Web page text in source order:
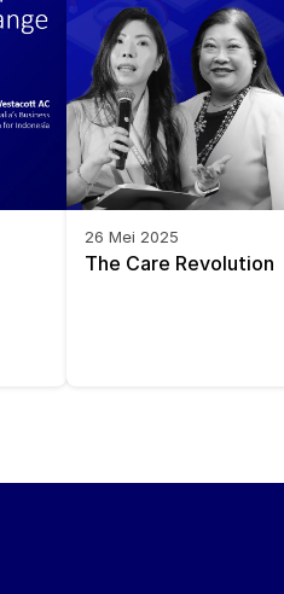
26 Mei 2025
The Care Revolution